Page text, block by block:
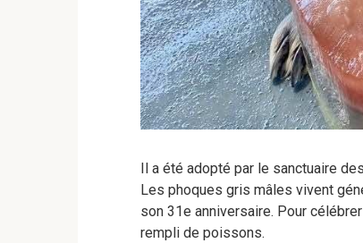
Il a été adopté par le sanctuaire
Les phoques gris mâles vivent
son 31e anniversaire. Pour
rempli de poissons.